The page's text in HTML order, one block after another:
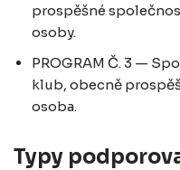
prospěšné
osoby.
PROGRAM Č. 3 —
klub, obecně
osoba.
Typy